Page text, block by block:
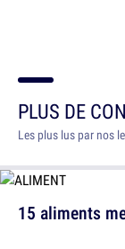
PLUS DE
Les plus lus par nos
15 aliments